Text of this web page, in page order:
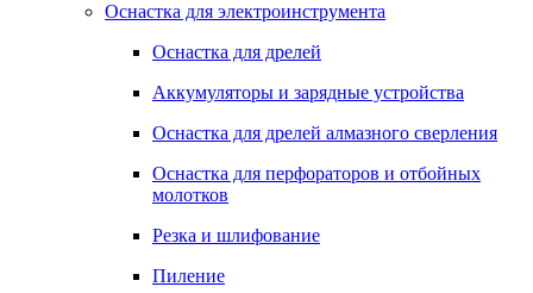
Оснастка для электроинструмента
Оснастка для дрелей
Аккумуляторы и зарядные устройства
Оснастка для дрелей алмазного сверления
Оснастка для перфораторов и отбойных
молотков
Резка и шлифование
Пиление